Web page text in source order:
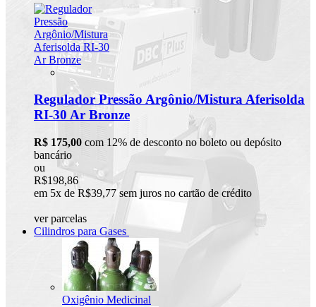
Regulador Pressão Argônio/Mistura Aferisolda
RI-30 Ar Bronze
R$ 175,00 com 12% de desconto no boleto ou depósito
bancário
ou
R$198,86
em 5x de R$39,77 sem juros no cartão de crédito
ver parcelas
Cilindros para Gases
Oxigênio Medicinal